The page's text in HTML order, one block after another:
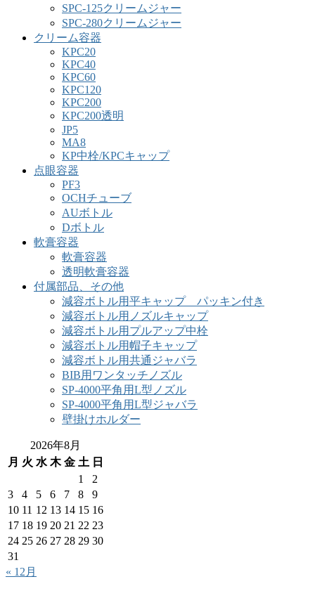
SPC-125クリームジャー
SPC-280クリームジャー
クリーム容器
KPC20
KPC40
KPC60
KPC120
KPC200
KPC200透明
JP5
MA8
KP中栓/KPCキャップ
点眼容器
PF3
OCHチューブ
AUボトル
Dボトル
軟膏容器
軟膏容器
透明軟膏容器
付属部品、その他
減容ボトル用平キャップ パッキン付き
減容ボトル用ノズルキャップ
減容ボトル用プルアップ中栓
減容ボトル用帽子キャップ
減容ボトル用共通ジャバラ
BIB用ワンタッチノズル
SP-4000平角用L型ノズル
SP-4000平角用L型ジャバラ
壁掛けホルダー
2026年8月
月 火 水 木 金 土 日
1
2
3
4 5 6 7 8
9
10 11 12 13 14 15 16
17 18 19 20 21 22 23
24 25 26 27 28 29 30
31
« 12月